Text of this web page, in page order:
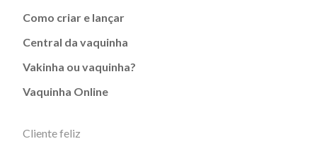
Como criar e lançar
Central da vaquinha
Vakinha ou vaquinha?
Vaquinha Online
Cliente feliz